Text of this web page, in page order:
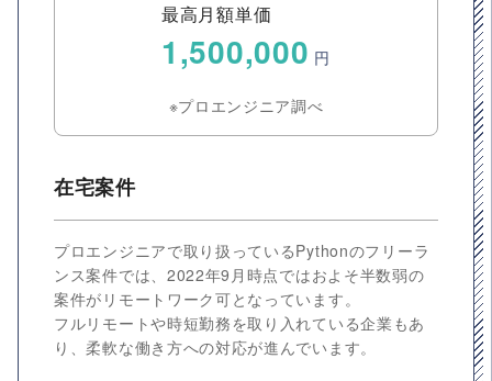
最高月額単価
1,500,000 円
※プロエンジニア調べ
在宅案件
プロエンジニアで取り扱っているPythonのフリーラ
ンス案件では、2022年9月時点ではおよそ半数弱の
案件がリモートワーク可となっています。
フルリモートや時短勤務を取り入れている企業もあ
り、柔軟な働き方への対応が進んでいます。